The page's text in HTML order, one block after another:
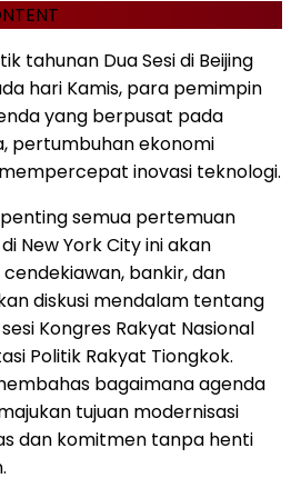
tahunan Dua Sesi di Beijing
hari Kamis, para pemimpin
yang berpusat pada
pertumbuhan ekonomi
inovasi teknologi.
semua pertemuan
New York City ini akan
bankir, dan
diskusi mendalam tentang
Kongres Rakyat Nasional
Politik Rakyat Tiongkok.
bagaimana agenda
tujuan modernisasi
dan komitmen tanpa henti